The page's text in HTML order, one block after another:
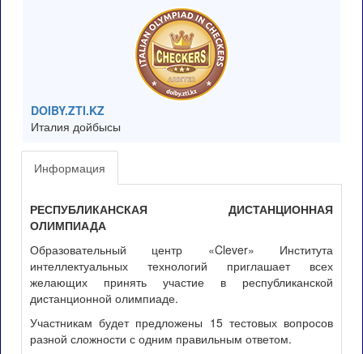
DOIBY.ZTI.KZ
Италия дойбысы
Информация
РЕСПУБЛИКАНСКАЯ ДИСТАНЦИОННАЯ
ОЛИМПИАДА
Образовательный центр «Clever» Института
интеллектуальных технологий приглашает всех
желающих принять участие в республиканской
дистанционной олимпиаде.
Участникам будет предложены 15 тестовых вопросов
разной сложности с одним правильным ответом.